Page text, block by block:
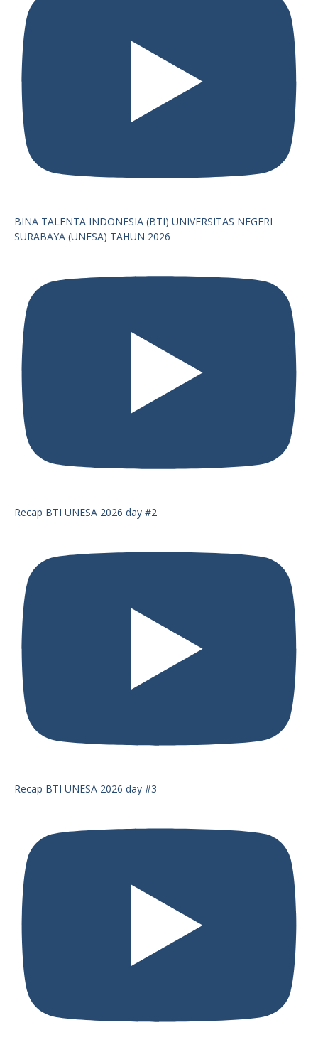
BINA TALENTA INDONESIA (BTI) UNIVERSITAS NEGERI
SURABAYA (UNESA) TAHUN 2026
Recap BTI UNESA 2026 day #2
Recap BTI UNESA 2026 day #3